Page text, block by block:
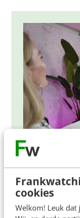
cookies
Welkom! Leuk dat
ONLINE
De nieuwe
spelregels
In 2,5 uur van